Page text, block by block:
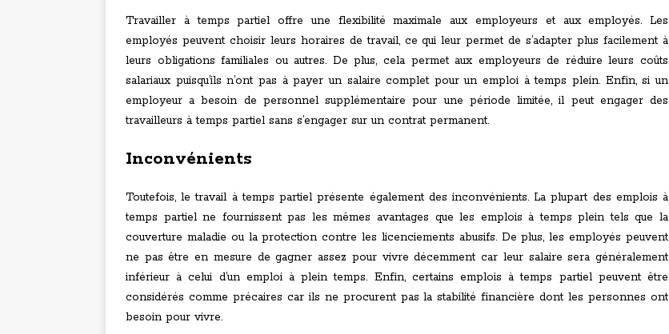
Travailler à temps partiel offre une flexibilité maximale aux employeurs et aux employés. Les
employés peuvent choisir leurs horaires de travail, ce qui leur permet de s’adapter plus facilement à
leurs obligations familiales ou autres. De plus, cela permet aux employeurs de réduire leurs coûts
salariaux puisqu’ils n’ont pas à payer un salaire complet pour un emploi à temps plein. Enfin, si un
employeur a besoin de personnel supplémentaire pour une période limitée, il peut engager des
travailleurs à temps partiel sans s’engager sur un contrat permanent.
Inconvénients
Toutefois, le travail à temps partiel présente également des inconvénients. La plupart des emplois à
temps partiel ne fournissent pas les mêmes avantages que les emplois à temps plein tels que la
couverture maladie ou la protection contre les licenciements abusifs. De plus, les employés peuvent
ne pas être en mesure de gagner assez pour vivre décemment car leur salaire sera généralement
inférieur à celui d’un emploi à plein temps. Enfin, certains emplois à temps partiel peuvent être
considérés comme précaires car ils ne procurent pas la stabilité financière dont les personnes ont
besoin pour vivre.